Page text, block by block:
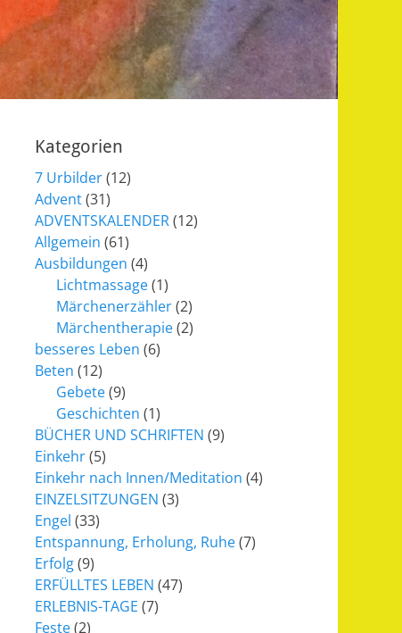
Kategorien
7 Urbilder(12)
Advent(31)
ADVENTSKALENDER(12)
Allgemein (61)
Ausbildungen (4)
Lichtmassage(1)
Märchenerzähler(2)
Märchentherapie(2)
besseres Leben (6)
Beten (12)
Gebete(9)
Geschichten (1)
BÜCHER UND SCHRIFTEN (9)
Einkehr(5)
Einkehr nach Innen/Meditation (4)
EINZELSITZUNGEN (3)
Engel (33)
Entspannung, Erholung, Ruhe(7)
Erfolg(9)
ERFÜLLTES LEBEN (47)
ERLEBNIS-TAGE (7)
Feste(2)